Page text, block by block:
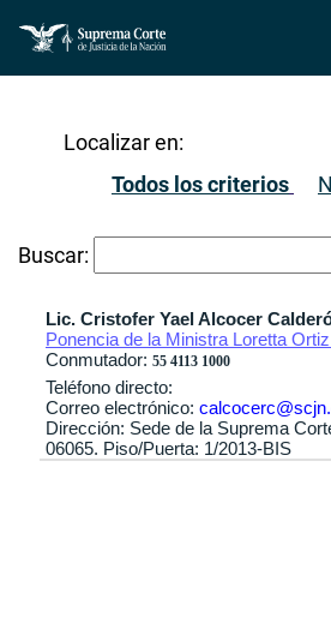
Localizar en:
Todos los criterios
Buscar:
Lic. Cristofer Yael Alcocer
Ponencia de la Ministra Loretta
Conmutador: 55 4113 1000
Teléfono directo:
Correo electrónico:
Dirección: Sede de la Suprema
06065. Piso/Puerta: 1/2013-BIS